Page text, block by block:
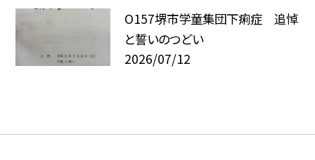
O157堺市学童集団下痢症 追悼
と誓いのつどい
2026/07/12